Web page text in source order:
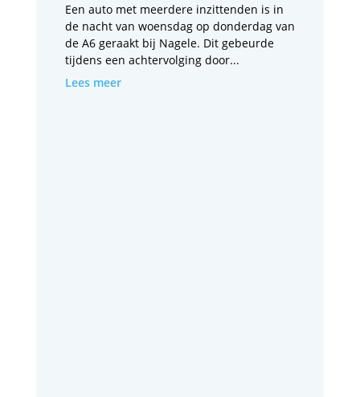
Een auto met meerdere inzittenden is in
de nacht van woensdag op donderdag van
de A6 geraakt bij Nagele. Dit gebeurde
tijdens een achtervolging door...
Lees meer